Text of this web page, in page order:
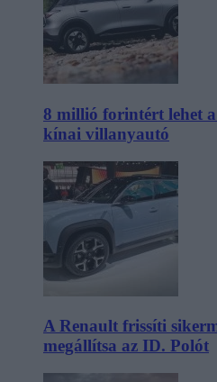
8 millió forintért lehet
kínai villanyautó
A Renault frissíti
megállítsa az ID. Polót